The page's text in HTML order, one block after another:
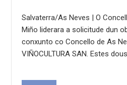
Salvaterra/As Neves | O
Miño liderara a solicitude dun
conxunto co Concello de As
VIÑOCULTURA SAN. Estes